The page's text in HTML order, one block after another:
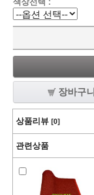
장바구니
상품리뷰 [0]
관련상품